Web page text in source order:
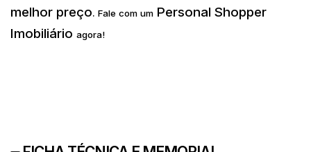
melhor preço. Fale com um Personal Shopper
Imobiliário agora!